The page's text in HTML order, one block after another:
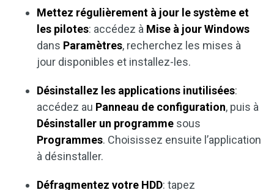
Mettez régulièrement à jour le système et
les pilotes: accédez à Mise à jour Windows
dans Paramètres, recherchez les mises à
jour disponibles et installez-les.
Désinstallez les applications inutilisées:
accédez au Panneau de configuration, puis à
Désinstaller un programme sous
Programmes. Choisissez ensuite l’application
à désinstaller.
Défragmentez votre HDD: tapez